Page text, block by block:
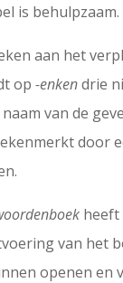
is behulpzaam.
aan het
op-enkendrie
van de
door
heeft
van het
openen en